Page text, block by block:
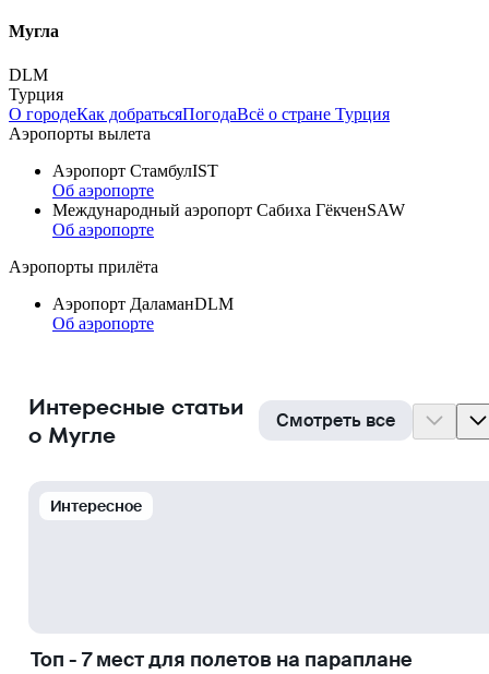
Мугла
DLM
Турция
О городеКак добратьсяПогодаВсё о стране Турция
Аэропорты вылета
Аэропорт СтамбулIST
Об аэропорте
Международный аэропорт Сабиха ГёкченSAW
Об аэропорте
Аэропорты прилёта
Аэропорт ДаламанDLM
Об аэропорте
Интересные статьи
о Мугле
Смотреть все
Интересное
Топ - 7 мест для полетов на параплане